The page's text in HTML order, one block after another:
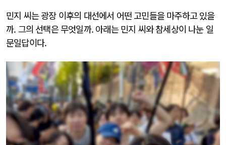
민지 씨는 광장 이후의 대선에서 어떤 고민들을 마주하고 있을
까. 그의 선택은 무엇일까. 아래는 민지 씨와 참세상이 나눈 일
문일답이다.